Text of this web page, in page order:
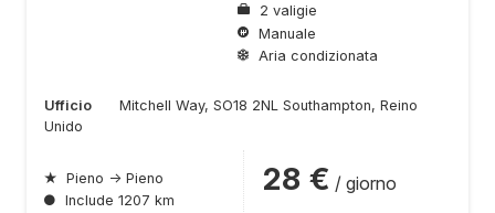
2 valigie
Manuale
Aria condizionata
Ufficio
Mitchell Way, SO18 2NL Southampton, Reino
Unido
★ Pieno → Pieno
● Include 1207 km
28 € / giorno